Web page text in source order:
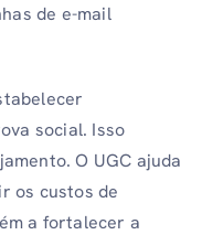
de e-mail
social. Isso
O UGC ajuda
os custos de
a fortalecer a